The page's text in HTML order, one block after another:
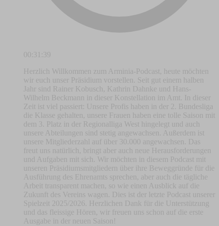
00:31:39
Herzlich Willkommen zum Arminia-Podcast, heute möchten
wir euch unser Präsidium vorstellen. Seit gut einem halben
Jahr sind Rainer Kobusch, Kathrin Dahnke und Hans-
Wilhelm Beckmann in dieser Konstellation im Amt. In dieser
Zeit ist viel passiert: Unsere Profis haben in der 2. Bundesliga
die Klasse gehalten, unsere Frauen haben eine tolle Saison mit
dem 3. Platz in der Regionalliga West hingelegt und auch
unsere Abteilungen sind stetig angewachsen. Außerdem ist
unsere Mitgliederzahl auf über 30.000 angewachsen. Das
freut uns natürlich, bringt aber auch neue Herausforderungen
und Aufgaben mit sich. Wir möchten in diesem Podcast mit
unseren Präsidiumsmitgliedern über ihre Beweggründe für die
Ausführung des Ehrenamts sprechen, aber auch die tägliche
Arbeit transparent machen, so wie einen Ausblick auf die
Zukunft des Vereins wagen. Dies ist der letzte Podcast unserer
Spielzeit 2025/2026. Herzlichen Dank für die Unterstützung
und das fleissige Hören, wir freuen uns schon auf die erste
Ausgabe in der neuen Saison!